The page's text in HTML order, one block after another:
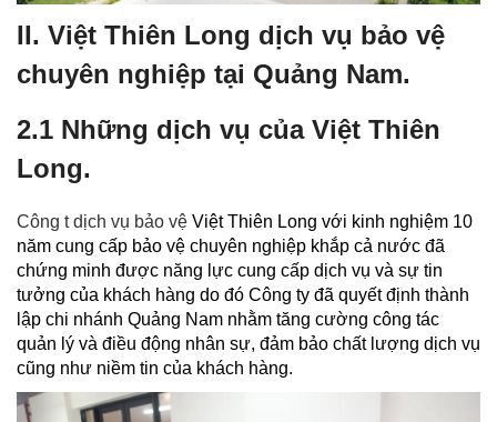
II. Việt Thiên Long dịch vụ bảo vệ
chuyên nghiệp tại Quảng Nam.
2.1 Những dịch vụ của Việt Thiên
Long.
Công t dịch vụ bảo vệ Việt Thiên Long với kinh nghiệm 10
năm cung cấp bảo vệ chuyên nghiệp khắp cả nước đã
chứng minh được năng lực cung cấp dịch vụ và sự tin
tưởng của khách hàng do đó Công ty đã quyết định thành
lập chi nhánh Quảng Nam nhằm tăng cường công tác
quản lý và điều động nhân sự, đảm bảo chất lượng dịch vụ
cũng như niềm tin của khách hàng.